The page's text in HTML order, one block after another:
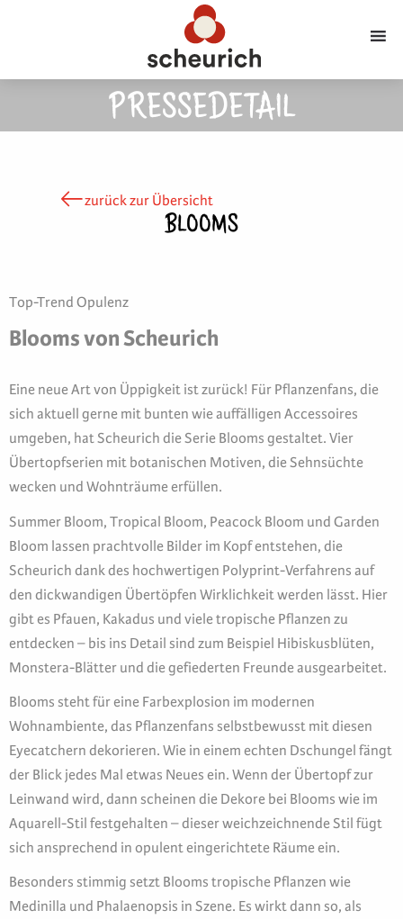
PRESSEDETAIL
zurück zur Übersicht
BLOOMS
Top-Trend Opulenz
Blooms von Scheurich
Eine neue Art von Üppigkeit ist zurück! Für Pflanzenfans, die
sich aktuell gerne mit bunten wie auffälligen Accessoires
umgeben, hat Scheurich die Serie Blooms gestaltet. Vier
Übertopfserien mit botanischen Motiven, die Sehnsüchte
wecken und Wohnträume erfüllen.
Summer Bloom, Tropical Bloom, Peacock Bloom und Garden
Bloom lassen prachtvolle Bilder im Kopf entstehen, die
Scheurich dank des hochwertigen Polyprint-Verfahrens auf
den dickwandigen Übertöpfen Wirklichkeit werden lässt. Hier
gibt es Pfauen, Kakadus und viele tropische Pflanzen zu
entdecken – bis ins Detail sind zum Beispiel Hibiskusblüten,
Monstera-Blätter und die gefiederten Freunde ausgearbeitet.
Blooms steht für eine Farbexplosion im modernen
Wohnambiente, das Pflanzenfans selbstbewusst mit diesen
Eyecatchern dekorieren. Wie in einem echten Dschungel fängt
der Blick jedes Mal etwas Neues ein. Wenn der Übertopf zur
Leinwand wird, dann scheinen die Dekore bei Blooms wie im
Aquarell-Stil festgehalten – dieser weichzeichnende Stil fügt
sich ansprechend in opulent eingerichtete Räume ein.
Besonders stimmig setzt Blooms tropische Pflanzen wie
Medinilla und Phalaenopsis in Szene. Es wirkt dann so, als